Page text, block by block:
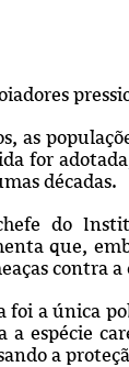
as
for
décadas.
do
que,
contra
foi a única
espécie
a